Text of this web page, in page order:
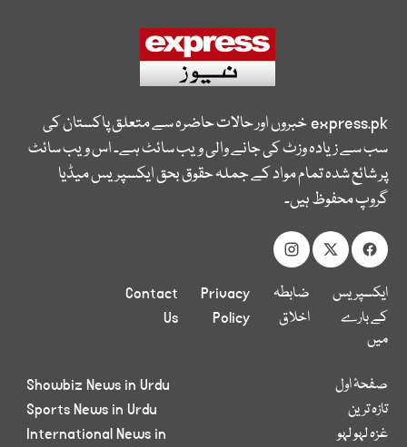
express.pkخبروں اور حالات حاضرہ سے متعلق پاکستان کی
سب سے زیادہ وزٹ کی جانے والی ویب سائٹ ہے۔ اس ویب سائٹ
پر شائع شدہ تمام مواد کے جملہ حقوق بحق ایکسپریس میڈیا
گروپ محفوظ ہیں۔
ایکسپریس
کے بارے
میں
ضابطہ
اخلاق
Privacy
Policy
Contact
Us
صفحۂ اول
تازہ ترین
غزہ لہو لہو
Showbiz News in Urdu
Sports News in Urdu
International News in